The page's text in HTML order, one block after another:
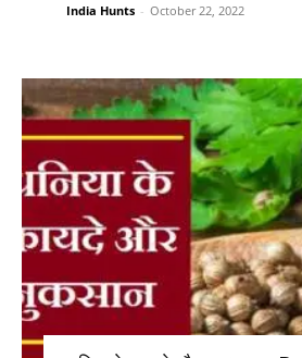
India Hunts - October 22, 2022